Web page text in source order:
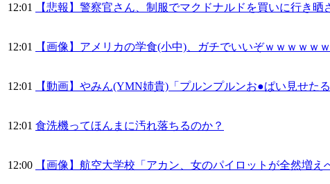
12:01 【悲報】警察官さん、制服でマクドナルドを買いに行き
12:01 【画像】アメリカの学食(小中)、ガチでいいぞｗｗｗｗｗ
12:01 【動画】やみん(YMN姉貴)「プルンプルンお●ぱい見せたる
12:01 食洗機ってほんまに汚れ落ちるのか？
12:00 【画像】航空大学校「アカン、女のパイロットが全然増